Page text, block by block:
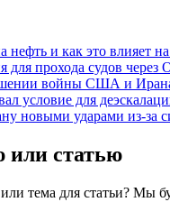
нефть и как это влияет
для прохода судов через
войны США и
условие для
новыми ударами из-за
или статью
или тема для статьи? Мы